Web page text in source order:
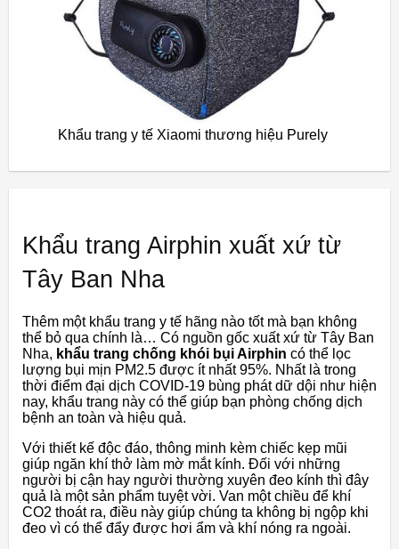
Khẩu trang y tế Xiaomi thương hiệu Purely
Khẩu trang Airphin xuất xứ từ
Tây Ban Nha
Thêm một khẩu trang y tế hãng nào tốt mà bạn không
thể bỏ qua chính là… Có nguồn gốc xuất xứ từ Tây Ban
Nha, khẩu trang chống khói bụi Airphin có thể lọc
lượng bụi mịn PM2.5 được ít nhất 95%. Nhất là trong
thời điểm đại dịch COVID-19 bùng phát dữ dội như hiện
nay, khẩu trang này có thể giúp bạn phòng chống dịch
bệnh an toàn và hiệu quả.
Với thiết kế độc đáo, thông minh kèm chiếc kẹp mũi
giúp ngăn khí thở làm mờ mắt kính. Đối với những
người bị cận hay người thường xuyên đeo kính thì đây
quả là một sản phẩm tuyệt vời. Van một chiều để khí
CO2 thoát ra, điều này giúp chúng ta không bị ngộp khi
đeo vì có thể đẩy được hơi ẩm và khí nóng ra ngoài.